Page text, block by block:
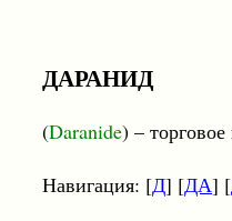
ДАРАНИД
(Daranide) – торговое
Навигация: [Д] [ДА] [